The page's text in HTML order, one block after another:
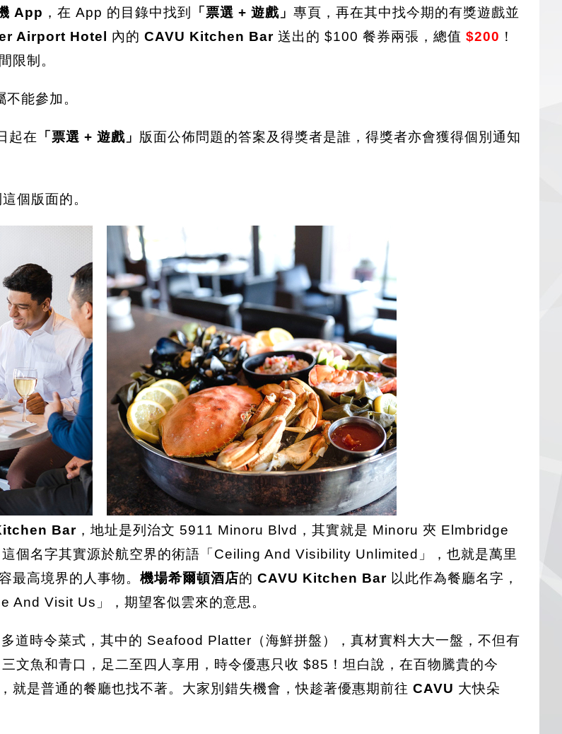
App ，在 App 的目錄中找到 「票選 + 遊戲」 專頁，再在其中找今期的有獎遊戲並
Airport Hotel 內的 CAVU Kitchen Bar 送出的 $100 餐券兩張，總值 $200 ！
限制。
不能參加。
起在 「票選 + 遊戲」 版面公佈問題的答案及得獎者是誰，得獎者亦會獲得個別通知
個版面的。
Bar ，地址是列治文 5911 Minoru Blvd，其實就是 Minoru 夾 Elmbridge
這個名字其實源於航空界的術語「Ceiling And Visibility Unlimited」，也就是萬里
最高境界的人事物。 機場希爾頓酒店的 CAVU Kitchen Bar 以此作為餐廳名字，
And Visit Us」，期望客似雲來的意思。
道時令菜式，其中的 Seafood Platter（海鮮拼盤），真材實料大大一盤，不但有
文魚和青口，足二至四人享用，時令優惠只收 $85！坦白說，在百物騰貴的今
就是普通的餐廳也找不著。大家別錯失機會，快趁著優惠期前往 CAVU 大快朵